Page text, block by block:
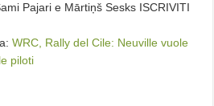
Pajari e Mārtiņš Sesks ISCRIVITI
WRC, Rally del Cile: Neuville vuole
piloti